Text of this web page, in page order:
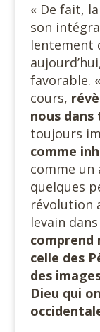
« De fait,
son
lentement
favorable.
cours,
nous
toujours
comme
comme un
quelques
révolution
levain
comprend
celle des
des
Dieu qui